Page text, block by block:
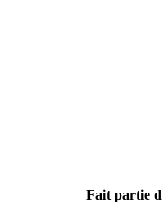
Fait partie